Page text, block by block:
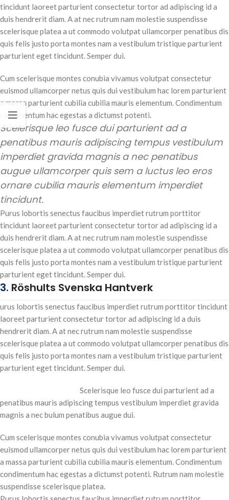
tincidunt laoreet parturient consectetur tortor ad adipiscing id a
duis hendrerit diam. A at nec rutrum nam molestie suspendisse
scelerisque platea a ut commodo volutpat ullamcorper penatibus dis
quis felis justo porta montes nam a vestibulum tristique parturient
parturient eget tincidunt. Semper dui.
Cum scelerisque montes conubia vivamus volutpat consectetur
euismod ullamcorper netus quis dui vestibulum hac lorem parturient
a massa parturient cubilia cubilia mauris elementum. Condimentum
condimentum hac egestas a dictumst potenti.
Scelerisque leo fusce dui parturient ad a
penatibus mauris adipiscing tempus vestibulum
imperdiet gravida magnis a nec penatibus
augue ullamcorper quis sem a luctus leo eros
ornare cubilia mauris elementum imperdiet
tincidunt.
Purus lobortis senectus faucibus imperdiet rutrum porttitor
tincidunt laoreet parturient consectetur tortor ad adipiscing id a
duis hendrerit diam. A at nec rutrum nam molestie suspendisse
scelerisque platea a ut commodo volutpat ullamcorper penatibus dis
quis felis justo porta montes nam a vestibulum tristique parturient
parturient eget tincidunt. Semper dui.
3. Röshults Svenska Hantverk
urus lobortis senectus faucibus imperdiet rutrum porttitor tincidunt
laoreet parturient consectetur tortor ad adipiscing id a duis
hendrerit diam. A at nec rutrum nam molestie suspendisse
scelerisque platea a ut commodo volutpat ullamcorper penatibus dis
quis felis justo porta montes nam a vestibulum tristique parturient
parturient eget tincidunt. Semper dui.
Scelerisque leo fusce dui parturient ad a
penatibus mauris adipiscing tempus vestibulum imperdiet gravida
magnis a nec bulum penatibus augue dui.
Cum scelerisque montes conubia vivamus volutpat consectetur
euismod ullamcorper netus quis dui vestibulum hac lorem parturient
a massa parturient cubilia cubilia mauris elementum. Condimentum
condimentum hac egestas a dictumst potenti. Rutrum nam molestie
suspendisse scelerisque platea.